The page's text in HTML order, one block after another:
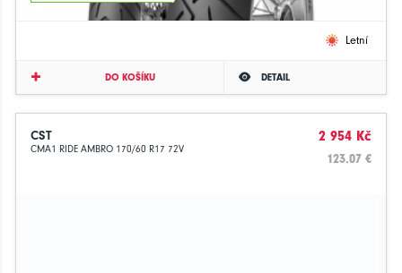
Letní
DO KOŠÍKU DETAIL
CST
CMA1 RIDE AMBRO 170/60 R17 72V
2 954 Kč
123.07 €